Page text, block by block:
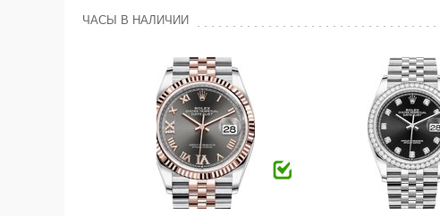
ЧАСЫ В НАЛИЧИИ